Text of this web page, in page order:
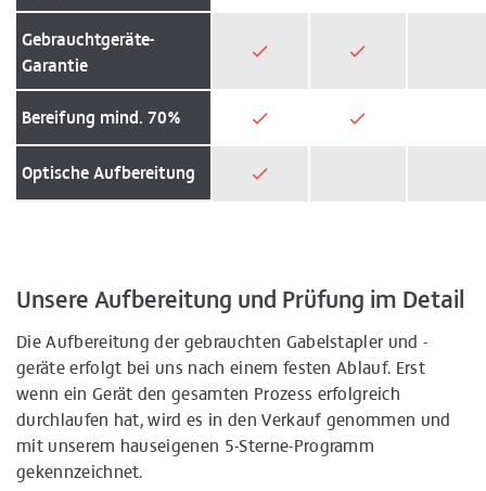
Gebrauchtgeräte-
Garantie
Bereifung mind. 70%
Optische Aufbereitung
Unsere Aufbereitung und Prüfung im Detail
Die Aufbereitung der gebrauchten Gabelstapler und -
geräte erfolgt bei uns nach einem festen Ablauf. Erst
wenn ein Gerät den gesamten Prozess erfolgreich
durchlaufen hat, wird es in den Verkauf genommen und
mit unserem hauseigenen 5-Sterne-Programm
gekennzeichnet.